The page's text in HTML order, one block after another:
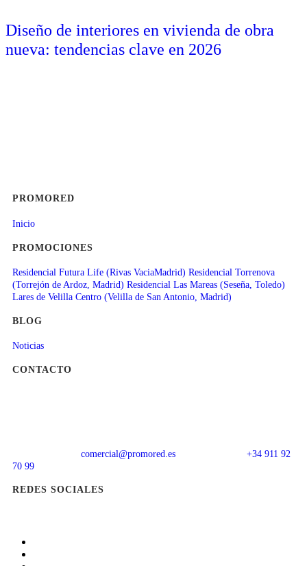
Diseño de interiores en vivienda de obra
nueva: tendencias clave en 2026
PROMORED
Inicio
PROMOCIONES
Residencial Futura Life (Rivas VaciaMadrid) Residencial Torrenova
(Torrejón de Ardoz, Madrid) Residencial Las Mareas (Seseña, Toledo)
Lares de Velilla Centro (Velilla de San Antonio, Madrid)
BLOG
Noticias
CONTACTO
comercial@promored.es
+34 911 92
70 99
REDES SOCIALES